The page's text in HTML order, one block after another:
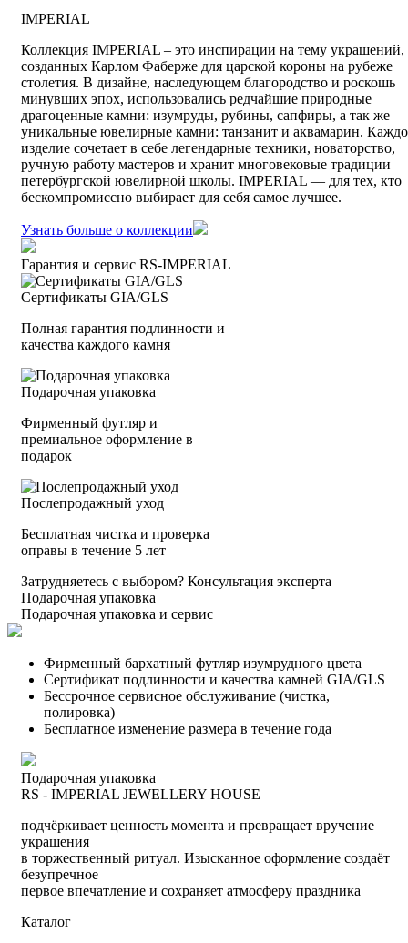
IMPERIAL
Коллекция IMPERIAL – это инспирации на тему украшений,
созданных Карлом Фаберже для царской короны на рубеже
столетия. В дизайне, наследующем благородство и роскошь
минувших эпох, использовались редчайшие природные
драгоценные камни: изумруды, рубины, сапфиры, а так же
уникальные ювелирные камни: танзанит и аквамарин.
изделие сочетает в себе легендарные техники, новаторство,
ручную работу мастеров и хранит многовековые традиции
петербургской ювелирной школы. IMPERIAL — для тех, кто
бескомпромиссно выбирает для себя самое лучшее.
Узнать больше о коллекции
Гарантия и сервис RS‑IMPERIAL
Сертификаты GIA/GLS
Полная гарантия подлинности и
качества каждого камня
Подарочная упаковка
Фирменный футляр и
премиальное оформление в
подарок
Послепродажный уход
Бесплатная чистка и проверка
оправы в течение 5 лет
Затрудняетесь с выбором? Консультация эксперта
Подарочная упаковка
Подарочная упаковка и сервис
Фирменный бархатный футляр изумрудного цвета
Сертификат подлинности и качества камней GIA/GLS
Бессрочное сервисное обслуживание (чистка,
полировка)
Бесплатное изменение размера в течение года
Подарочная упаковка
RS - IMPERIAL JEWELLERY HOUSE
подчёркивает ценность момента и превращает вручение
украшения
в торжественный ритуал. Изысканное оформление создаёт
безупречное
первое впечатление и сохраняет атмосферу праздника
Каталог